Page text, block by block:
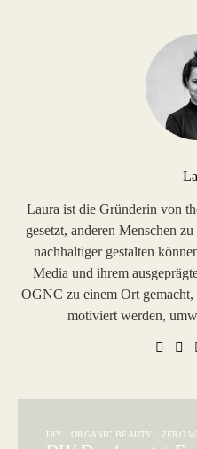
Laura ist die Gründerin von
gesetzt, anderen Menschen
nachhaltiger gestalten
Media und ihrem
OGNC zu einem Ort
motiviert werden,
DIY ORGANIC BEAUTY ZERO